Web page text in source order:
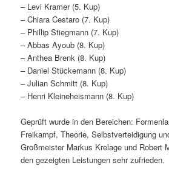
– Levi Kramer (5. Kup)
– Chiara Cestaro (7. Kup)
– Phillip Stiegmann (7. Kup)
– Abbas Ayoub (8. Kup)
– Anthea Brenk (8. Kup)
– Daniel Stückemann (8. Kup)
– Julian Schmitt (8. Kup)
– Henri Kleineheismann (8. Kup)
Geprüft wurde in den Bereichen:
Freikampf, Theorie, Selbstverteidigung
Großmeister Markus Krelage und Robert
den gezeigten Leistungen sehr zufrieden.